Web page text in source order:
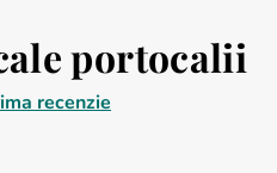
portocalii
recenzie